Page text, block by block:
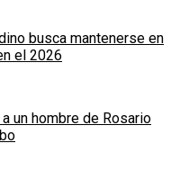
busca mantenerse en
el 2026
un hombre de Rosario